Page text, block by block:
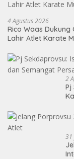
4 Agustus 2026
Rico Waas Dukung
Lahir Atlet Karate
2
Pj
31